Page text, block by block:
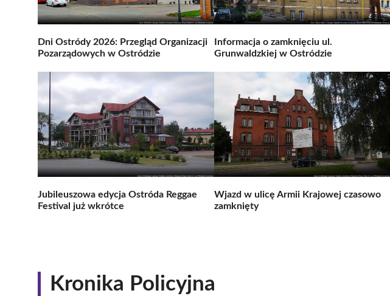
Dni Ostródy 2026: Przegląd Organizacji
Pozarządowych w Ostródzie
Informacja o zamknięciu ul.
Grunwaldzkiej w Ostródzie
Jubileuszowa edycja Ostróda Reggae
Festival już wkrótce
Wjazd w ulicę Armii Krajowej czasowo
zamknięty
Kronika Policyjna